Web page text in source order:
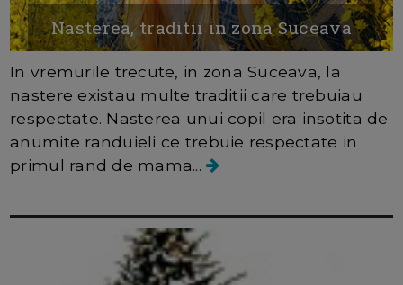
Nasterea, traditii in zona Suceava
In vremurile trecute, in zona Suceava, la
nastere existau multe traditii care trebuiau
respectate. Nasterea unui copil era insotita de
anumite randuieli ce trebuie respectate in
primul rand de mama...